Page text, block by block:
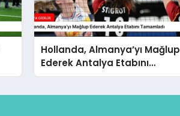
Hollanda, Almanya’yı Mağlup
Ederek Antalya Etabını
Tamamladı